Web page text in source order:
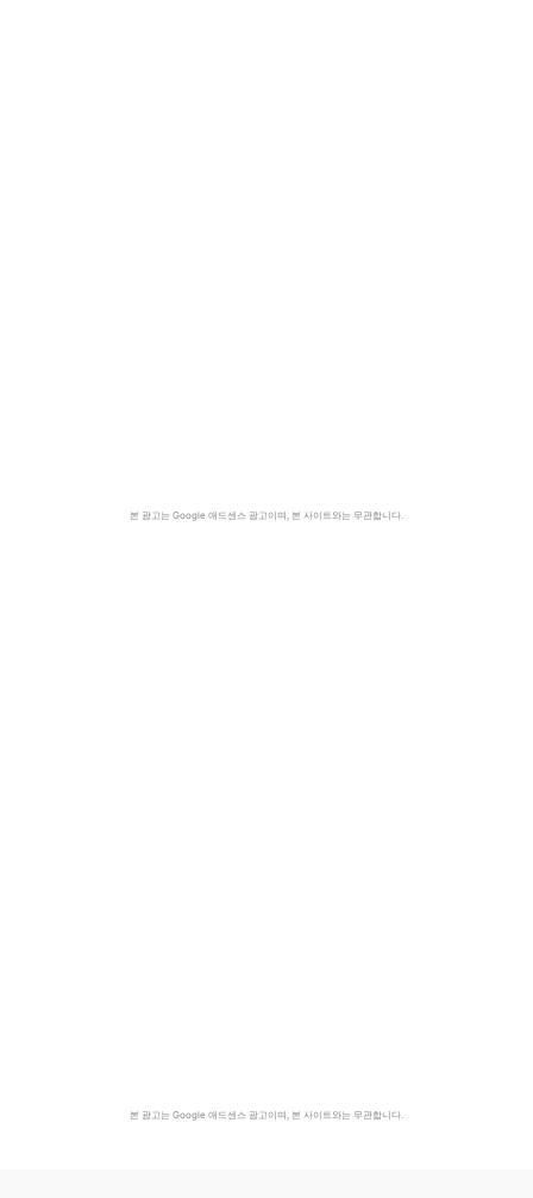
본 광고는 Google 애드센스 광고이며, 본 사이트와는 무관합니다.
본 광고는 Google 애드센스 광고이며, 본 사이트와는 무관합니다.